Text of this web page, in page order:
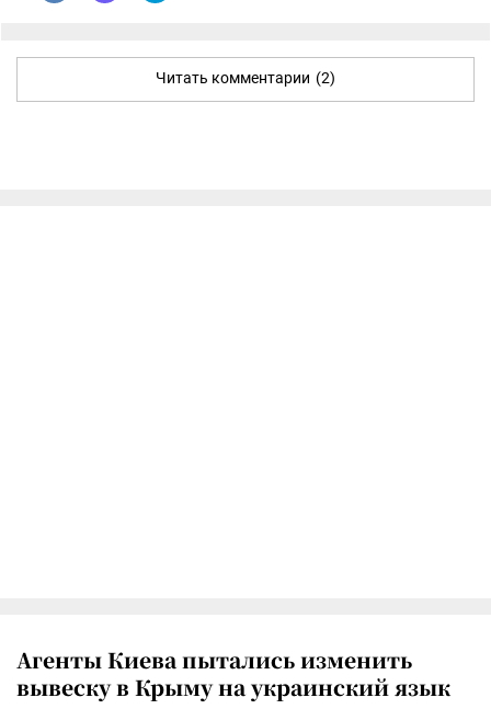
Читать комментарии (2)
Агенты Киева пытались изменить
вывеску в Крыму на украинский язык